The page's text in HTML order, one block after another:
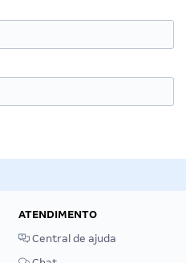
ATENDIMENTO
Central de ajuda